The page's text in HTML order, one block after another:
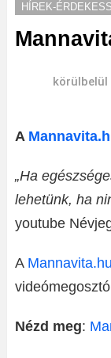
HÍREK-
körülbelül
A
„Ha
lehetünk, ha
youtube
A Mannavita.hu
Nézd meg: